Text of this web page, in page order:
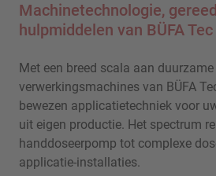
Machinetechnologie,
hulpmiddelen van BÜFA Tec
Met een breed scala aan
verwerkingsmachines van BÜFA
bewezen applicatietechniek voor
uit eigen productie. Het spectrum
handdoseerpomp tot complexe
applicatie-installaties.